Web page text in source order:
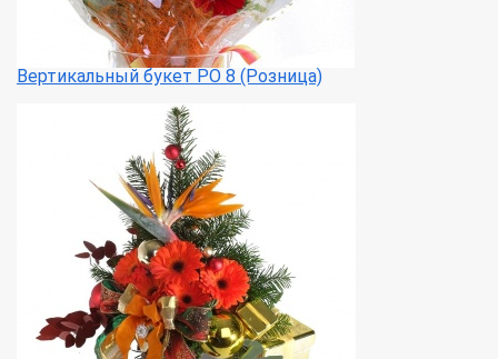
Вертикальный букет РО 8 (Розница)